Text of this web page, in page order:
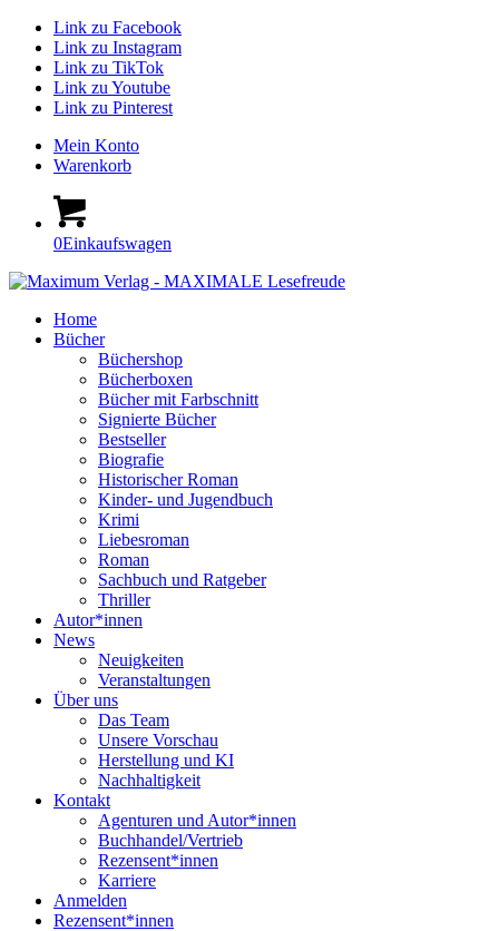
Link zu Facebook
Link zu Instagram
Link zu TikTok
Link zu Youtube
Link zu Pinterest
Mein Konto
Warenkorb
0Einkaufswagen
Home
Bücher
Büchershop
Bücherboxen
Bücher mit Farbschnitt
Signierte Bücher
Bestseller
Biografie
Historischer Roman
Kinder- und Jugendbuch
Krimi
Liebesroman
Roman
Sachbuch und Ratgeber
Thriller
Autor*innen
News
Neuigkeiten
Veranstaltungen
Über uns
Das Team
Unsere Vorschau
Herstellung und KI
Nachhaltigkeit
Kontakt
Agenturen und Autor*innen
Buchhandel/Vertrieb
Rezensent*innen
Karriere
Anmelden
Rezensent*innen